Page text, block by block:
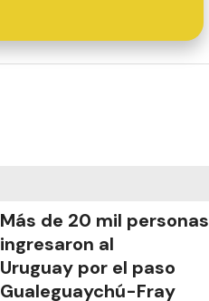
Más de 20 mil personas
ingresaron al
Uruguay por el paso
Gualeguaychú-Fray